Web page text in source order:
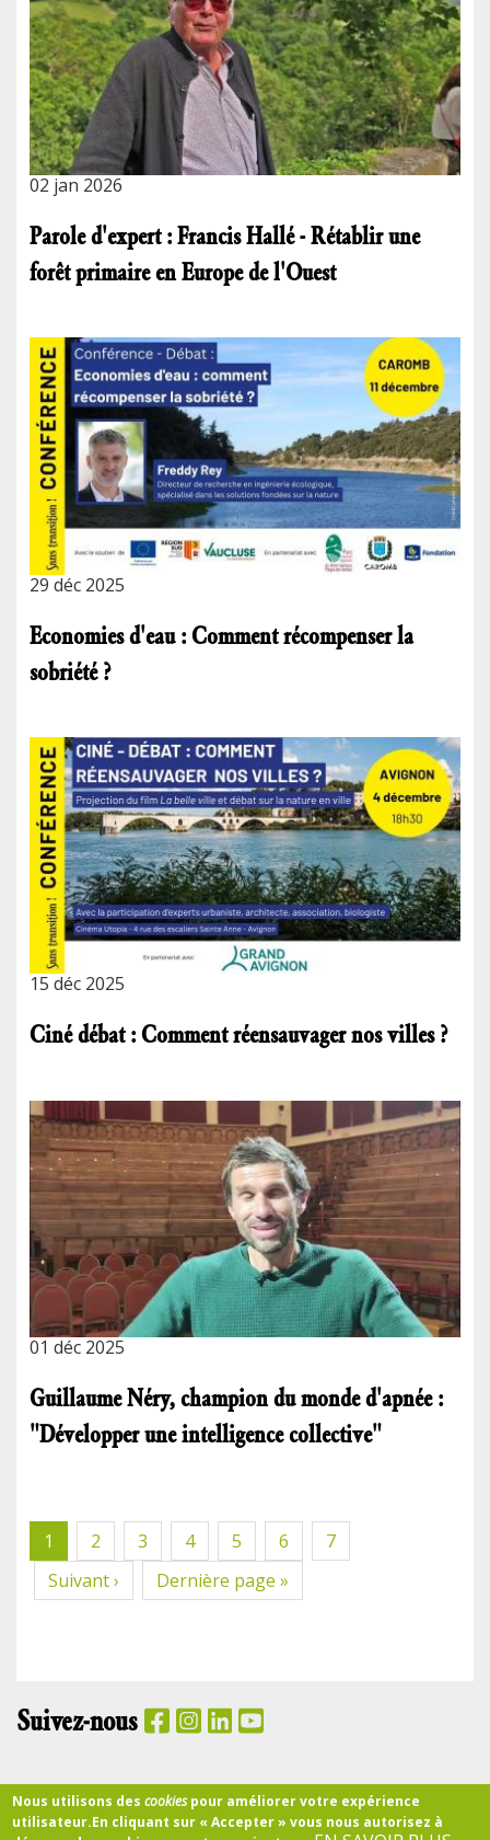
02 jan 2026
Parole d'expert : Francis Hallé - Rétablir une
forêt primaire en Europe de l'Ouest
29 déc 2025
Economies d'eau : Comment récompenser la
sobriété ?
15 déc 2025
Ciné débat : Comment réensauvager nos villes ?
01 déc 2025
Guillaume Néry, champion du monde d'apnée :
"Développer une intelligence collective"
Pagination
Page
courante
1 Page
2 Page
3 Page
4 Page
5 Page
6 Page
7
Page
suivante
Suivant ›
Dernière
page
Dernière page »
Suivez-nous
PANIER
Nous utilisons descookiespour améliorer votre expérience
utilisateur.En cliquant sur « Accepter » vous nous autorisez à